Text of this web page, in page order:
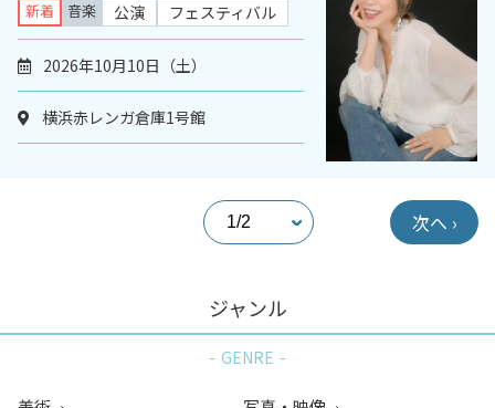
新着 音楽 公演 フェスティバル
2026年10月10日（土）
横浜赤レンガ倉庫1号館
次へ ›
ジャンル
GENRE